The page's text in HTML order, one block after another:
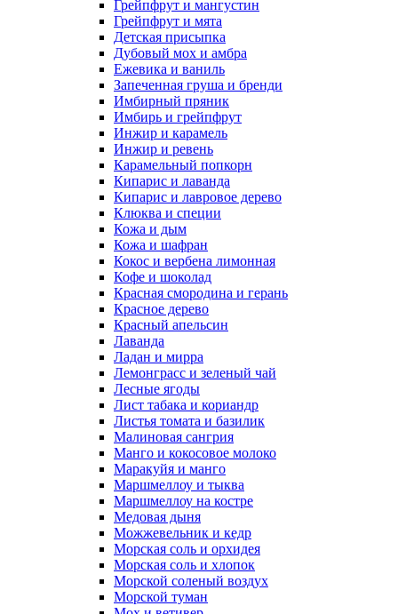
Грейпфрут и мангустин
Грейпфрут и мята
Детская присыпка
Дубовый мох и амбра
Ежевика и ваниль
Запеченная груша и бренди
Имбирный пряник
Имбирь и грейпфрут
Инжир и карамель
Инжир и ревень
Карамельный попкорн
Кипарис и лаванда
Кипарис и лавровое дерево
Клюква и специи
Кожа и дым
Кожа и шафран
Кокос и вербена лимонная
Кофе и шоколад
Красная смородина и герань
Красное дерево
Красный апельсин
Лаванда
Ладан и мирра
Лемонграсс и зеленый чай
Лесные ягоды
Лист табака и кориандр
Листья томата и базилик
Малиновая сангрия
Манго и кокосовое молоко
Маракуйя и манго
Маршмеллоу и тыква
Маршмеллоу на костре
Медовая дыня
Можжевельник и кедр
Морская соль и орхидея
Морская соль и хлопок
Морской соленый воздух
Морской туман